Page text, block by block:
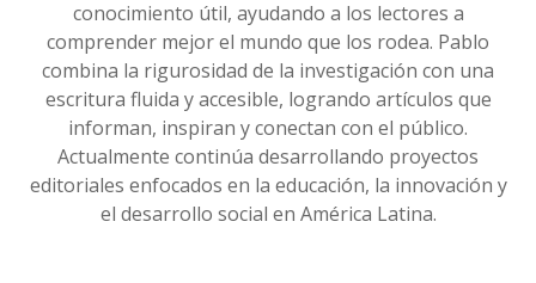
conocimiento útil, ayudando a los lectores a
comprender mejor el mundo que los rodea. Pablo
combina la rigurosidad de la investigación con una
escritura fluida y accesible, logrando artículos que
informan, inspiran y conectan con el público.
Actualmente continúa desarrollando proyectos
editoriales enfocados en la educación, la innovación y
el desarrollo social en América Latina.